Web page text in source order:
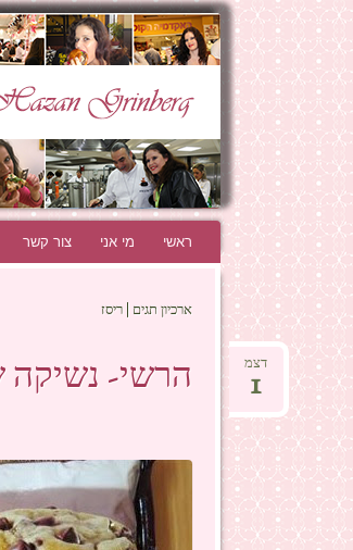
THE BEST BLOG EVER!
לדלג לתוכן
ראשי מי אני צור קשר
ארכיון תגים | ריסז
הרשי- נשיקה דצמ
1